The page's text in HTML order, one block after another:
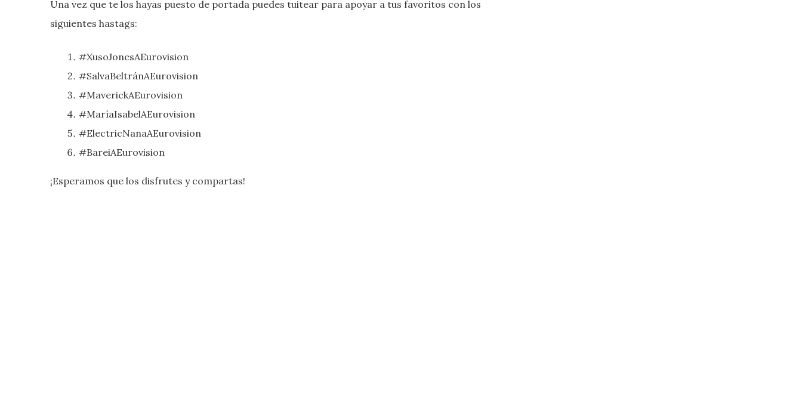
Una vez que te los hayas puesto de portada puedes tuitear para apoyar a tus favoritos con los
siguientes hastags:
#XusoJonesAEurovision
#SalvaBeltránAEurovision
#MaverickAEurovision
#MaríaIsabelAEurovision
#ElectricNanaAEurovision
#BareiAEurovision
¡Esperamos que los disfrutes y compartas!